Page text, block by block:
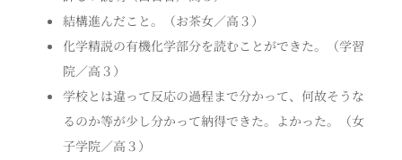
結構進んだこと。（お茶女／高３）
化学精説の有機化学部分を読むことができた。（学習
院／高３）
学校とは違って反応の過程まで分かって、何故そうな
るのか等が少し分かって納得できた。よかった。（女
子学院／高３）